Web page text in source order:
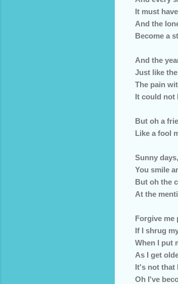
It must
And the
Become a
And the
Just like
The pain
It could not
But oh a
Like a fool
Sunny
You smile
But oh the
At the
Forgive me
If I shrug
When I put
As I get
It's not that
Oh I've